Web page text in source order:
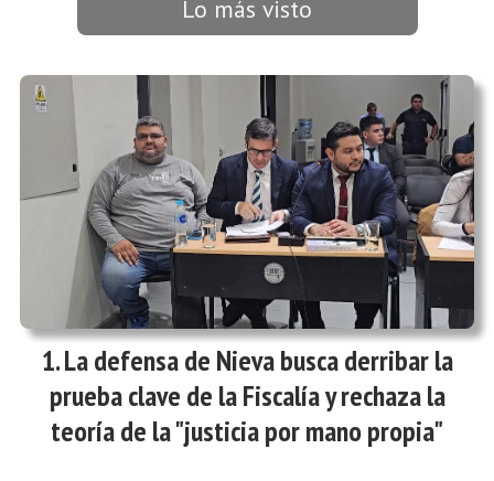
Lo más visto
La defensa de Nieva busca derribar la
prueba clave de la Fiscalía y rechaza la
teoría de la "justicia por mano propia"